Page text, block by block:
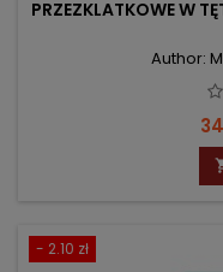
PRZEZKLATKOWE W
Author:
- 2.10 zł